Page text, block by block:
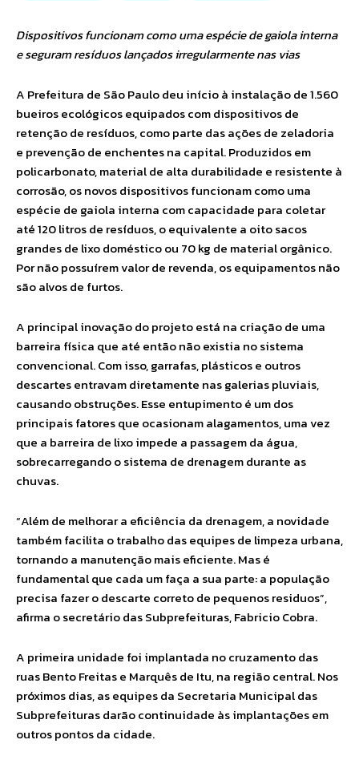
Dispositivos funcionam como uma espécie de gaiola interna
e seguram resíduos lançados irregularmente nas vias
A Prefeitura de São Paulo deu início à instalação de 1.560
bueiros ecológicos equipados com dispositivos de
retenção de resíduos, como parte das ações de zeladoria
e prevenção de enchentes na capital. Produzidos em
policarbonato, material de alta durabilidade e resistente à
corrosão, os novos dispositivos funcionam como uma
espécie de gaiola interna com capacidade para coletar
até 120 litros de resíduos, o equivalente a oito sacos
grandes de lixo doméstico ou 70 kg de material orgânico.
Por não possuírem valor de revenda, os equipamentos não
são alvos de furtos.
A principal inovação do projeto está na criação de uma
barreira física que até então não existia no sistema
convencional. Com isso, garrafas, plásticos e outros
descartes entravam diretamente nas galerias pluviais,
causando obstruções. Esse entupimento é um dos
principais fatores que ocasionam alagamentos, uma vez
que a barreira de lixo impede a passagem da água,
sobrecarregando o sistema de drenagem durante as
chuvas.
“Além de melhorar a eficiência da drenagem, a novidade
também facilita o trabalho das equipes de limpeza urbana,
tornando a manutenção mais eficiente. Mas é
fundamental que cada um faça a sua parte: a população
precisa fazer o descarte correto de pequenos residuos”,
afirma o secretário das Subprefeituras, Fabricio Cobra.
A primeira unidade foi implantada no cruzamento das
ruas Bento Freitas e Marquês de Itu, na região central. Nos
próximos dias, as equipes da Secretaria Municipal das
Subprefeituras darão continuidade às implantações em
outros pontos da cidade.